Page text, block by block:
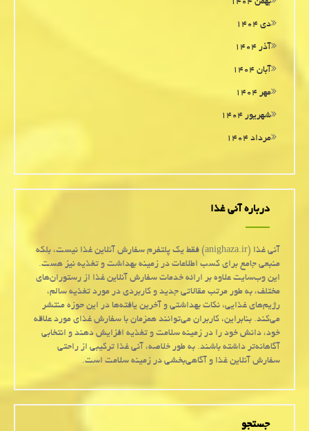
بهمن ۱۴۰۴
دی ۱۴۰۴
آذر ۱۴۰۴
آبان ۱۴۰۴
مهر ۱۴۰۴
شهریور ۱۴۰۴
مرداد ۱۴۰۴
درباره آنی غذا
آنی غذا (anighaza.ir) فقط یک پلتفرم سفارش آنلاین غذا نیست، بلکه
منبعی جامع برای کسب اطلاعات در زمینه بهداشت و تغذیه نیز هست.
این وب‌سایت علاوه بر ارائه خدمات سفارش آنلاین غذا از رستوران‌های
مختلف، به طور مرتب مقالاتی جدید و کاربردی در مورد تغذیه سالم،
رژیم‌های غذایی، نکات بهداشتی و آخرین یافته‌ها در این حوزه منتشر
می‌کند. بنابراین، کاربران می‌توانند همزمان با سفارش غذای مورد علاقه
خود، دانش خود را در زمینه سلامت و تغذیه افزایش دهند و انتخابی
آگاهانه‌تر داشته باشند. به طور خلاصه، آنی غذا ترکیبی از راحتی
سفارش آنلاین غذا و آگاهی‌بخشی در زمینه سلامت است.
جستجو